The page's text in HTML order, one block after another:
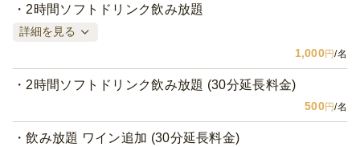
2時間ソフトドリンク飲み放題
詳細を見る
1,000円/名
2時間ソフトドリンク飲み放題 (30分延長料金)
500円/名
飲み放題 ワイン追加 (30分延長料金)